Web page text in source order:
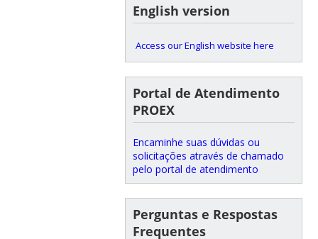
English version
Access our English website here
Portal de Atendimento
PROEX
Encaminhe suas dúvidas ou
solicitações através de chamado
pelo portal de atendimento
Perguntas e Respostas
Frequentes